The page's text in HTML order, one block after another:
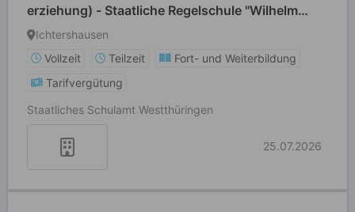
erziehung) - Staatliche Regelschule "Wilhelm
Hey" Ichtershausen
Ichtershausen
Vollzeit
Teilzeit
Fort- und Weiterbildung
Tarifvergütung
Staatliches Schulamt Westthüringen
25.07.2026